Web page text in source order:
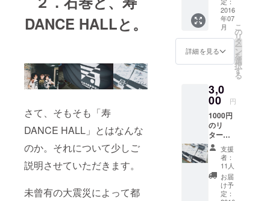
DANCE HALLと。
さて、そもそも「寿
DANCE HALL」とはなんな
のか。それについて少しご
説明させていただきます。
未曾有の大震災によって都
し、大きな
反響を呼
ぶ。翌年のB
BOY PARK
2012にも
2.0と共に出
展、その名
をさらに広
める。 2014
年より「ま
ちじゅうが
ダンスホー
ル」を掲げ
ヤー記
名権
+開催の
様子を
撮影し
た写真
データ
ファイ
ル
2016
年07
月
詳細を見る
こ
の
リ
タ
ー
ン
を
選
択
す
る
3,0
00 円
1000円
のリ
ターン
＋タギ
ングス
テッ
カー
DANCE
支援
者：
11人
お届
け予
定：